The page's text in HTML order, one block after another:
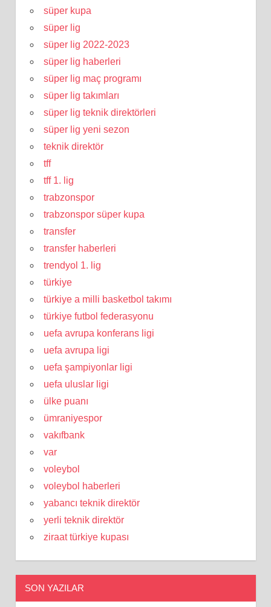
süper kupa
süper lig
süper lig 2022-2023
süper lig haberleri
süper lig maç programı
süper lig takımları
süper lig teknik direktörleri
süper lig yeni sezon
teknik direktör
tff
tff 1. lig
trabzonspor
trabzonspor süper kupa
transfer
transfer haberleri
trendyol 1. lig
türkiye
türkiye a milli basketbol takımı
türkiye futbol federasyonu
uefa avrupa konferans ligi
uefa avrupa ligi
uefa şampiyonlar ligi
uefa uluslar ligi
ülke puanı
ümraniyespor
vakıfbank
var
voleybol
voleybol haberleri
yabancı teknik direktör
yerli teknik direktör
ziraat türkiye kupası
SON YAZILAR